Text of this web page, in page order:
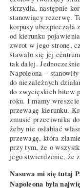
skrzydła, następnie
stanowiący rezerwę.
korpusy
od kierunku
zwrot w jego stronę,
stawało się jej
tak dalej.
Napoleona –
do niezależnych
do zwycięskich bitew
roku. I mamy
przewagę kierunku.
zmusić przeciwnika
żeby nie osłabiać
przewagę, która
przy tym, że o
jego stwierdzenie, że
Nasuwa mi się tutaj
Napoleona była